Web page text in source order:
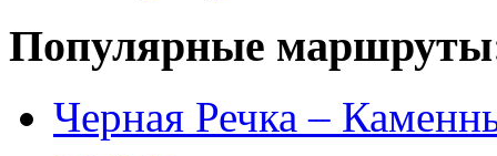
Популярные
Черная Речка –